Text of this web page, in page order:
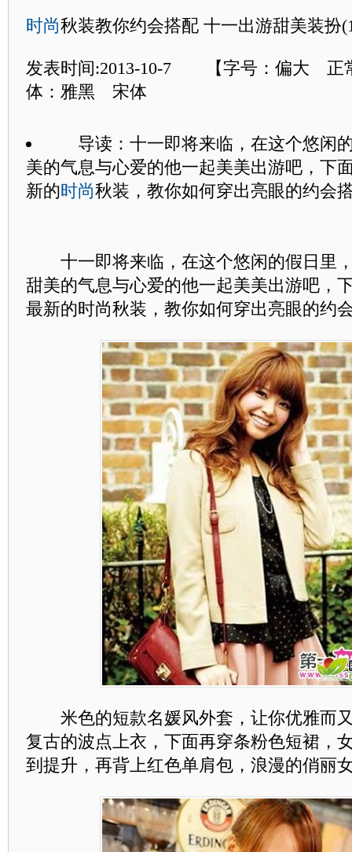
时尚秋装教你约会搭配 十一出游甜美装扮
发表时间:2013-10-7 【字号：偏大
体：雅黑 宋体
导读：十一即将来临，在这个悠闲
美的气息与心爱的他一起美美出游吧，下
新的时尚秋装，教你如何穿出亮眼的约会
十一即将来临，在这个悠闲的假日里
甜美的气息与心爱的他一起美美出游吧，
最新的时尚秋装，教你如何穿出亮眼的约
米色的短款名媛风外套，让你优雅而
复古的波点上衣，下面再穿条粉色短裙，
到提升，再背上红色单肩包，浪漫的俏丽